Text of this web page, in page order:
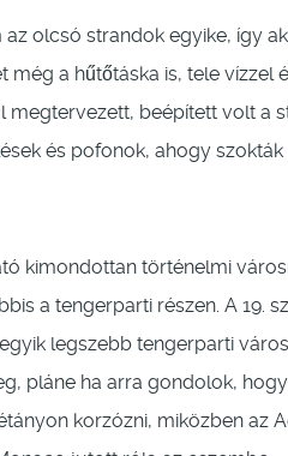
az olcsó strandok egyike, így
még a hűtőtáska is, tele vízzel
megtervezett, beépített volt a
és pofonok, ahogy szokták
kimondottan történelmi
a tengerparti részen. A 19.
legszebb tengerparti
pláne ha arra gondolok,
korzózni, miközben az